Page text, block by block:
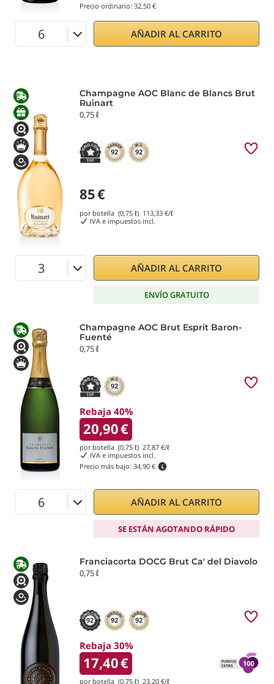
Precio ordinario: 32,50 €
AÑADIR AL CARRITO
Champagne AOC Blanc de Blancs Brut
Ruinart
0,75 ℓ
92 92
85€
por botella (0,75 ℓ) 113,33 €/ℓ
IVA e impuestos incl.
AÑADIR AL CARRITO
ENVÍO GRATUITO
Champagne AOC Brut Esprit Baron-
Fuenté
0,75 ℓ
92
Rebaja 40%
20,90€
por botella (0,75 ℓ) 27,87 €/ℓ
IVA e impuestos incl.
Precio más bajo: 34,90 €
AÑADIR AL CARRITO
SE ESTÁN AGOTANDO RÁPIDO
Franciacorta DOCG Brut Ca' del Diavolo
0,75 ℓ
92 92 92
Rebaja 30%
17,40€
por botella (0,75 ℓ) 23,20 €/ℓ